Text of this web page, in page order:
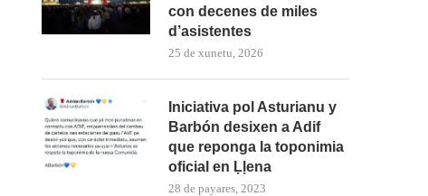
con decenes de miles
d’asistentes
25 de xunetu, 2026
Iniciativa pol Asturianu y
Barbón desixen a Adif
que reponga la toponimia
oficial en Ḷḷena
28 de payares, 2023